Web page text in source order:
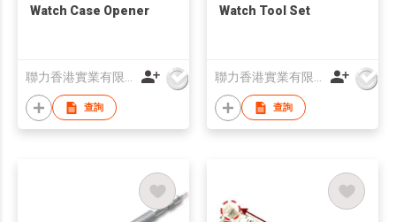
Watch Case Opener
聯力香港實業有限公司
查詢
Watch Tool Set
聯力香港實業有限公司
查詢